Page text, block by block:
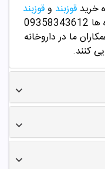
خرید قوزبند وقوزبند
و مشاوره می توانید با این شماره ها 09358343612
ما در داروخانه
کنند.